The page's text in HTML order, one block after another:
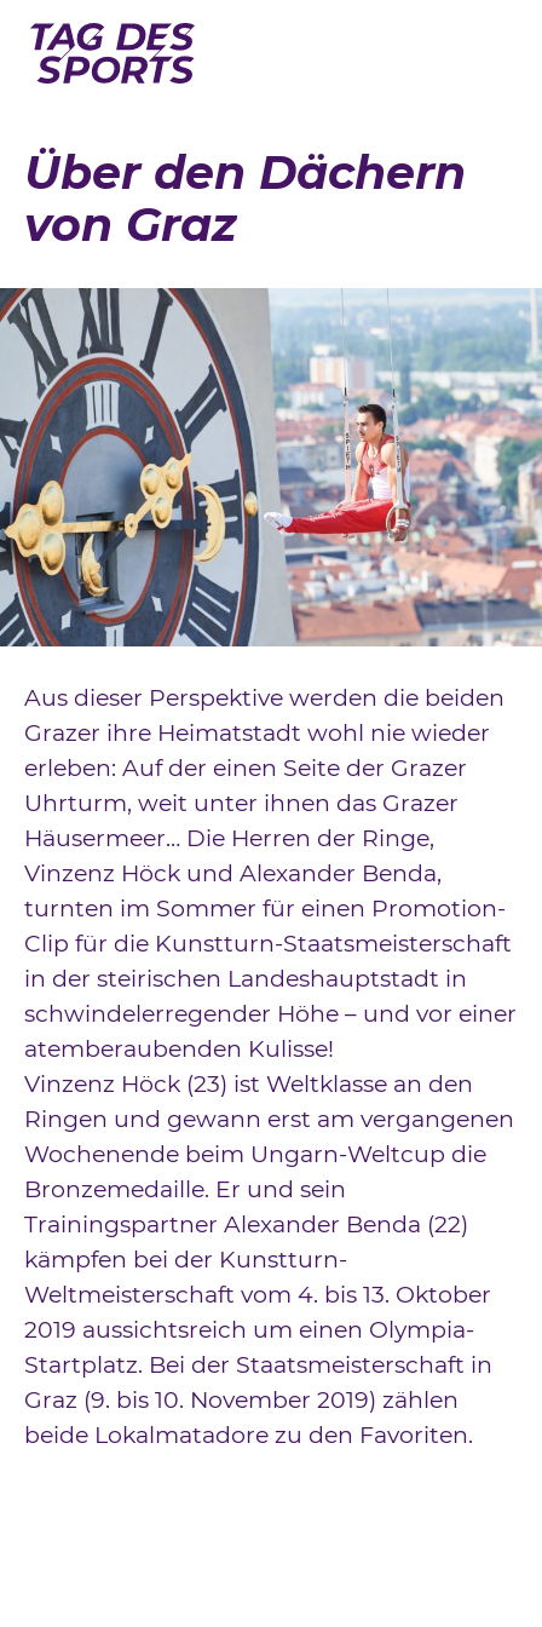
Stars
Lageplan
Galerie
Verbände
Barrierefreiheit
Downloads
Kontakt
Datenschutz
Über den Dächern
von Graz
Aus dieser Perspektive werden die beiden
Grazer ihre Heimatstadt wohl nie wieder
erleben: Auf der einen Seite der Grazer
Uhrturm, weit unter ihnen das Grazer
Häusermeer… Die Herren der Ringe,
Vinzenz Höck und Alexander Benda,
turnten im Sommer für einen Promotion-
Clip für die Kunstturn-Staatsmeisterschaft
in der steirischen Landeshauptstadt in
schwindelerregender Höhe – und vor einer
atemberaubenden Kulisse!
Vinzenz Höck (23) ist Weltklasse an den
Ringen und gewann erst am vergangenen
Wochenende beim Ungarn-Weltcup die
Bronzemedaille. Er und sein
Trainingspartner Alexander Benda (22)
kämpfen bei der Kunstturn-
Weltmeisterschaft vom 4. bis 13. Oktober
2019 aussichtsreich um einen Olympia-
Startplatz. Bei der Staatsmeisterschaft in
Graz (9. bis 10. November 2019) zählen
beide Lokalmatadore zu den Favoriten.